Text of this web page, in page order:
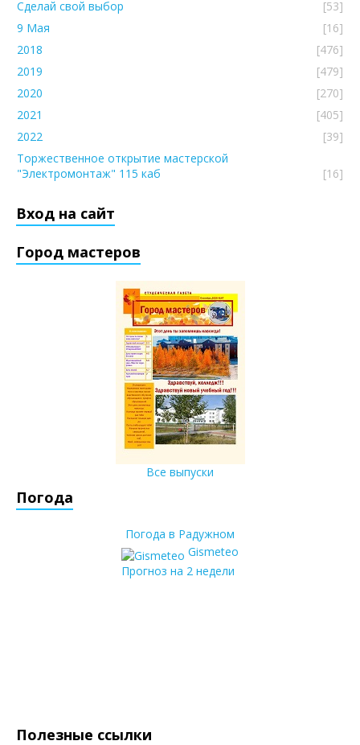
Сделай свой выбор
[53]
9 Мая
[16]
2018
[476]
2019
[479]
2020
[270]
2021
[405]
2022
[39]
Торжественное открытие мастерской
"Электромонтаж" 115 каб
[16]
Вход на сайт
Город мастеров
Все выпуски
Погода
Погода в Радужном
Gismeteo
Прогноз на 2 недели
Полезные ссылки